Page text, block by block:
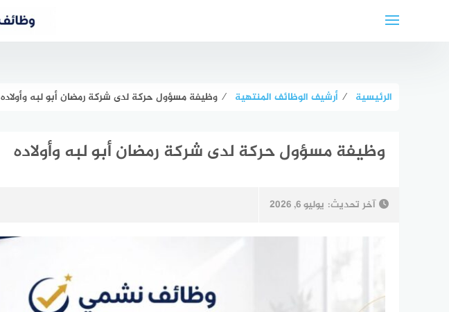
الرئيسية ⁄ أرشيف الوظائف المنتهية ⁄ وظيفة مسؤول حركة لدى شركة رمضان أبو لبه وأولاده
وظيفة مسؤول حركة لدى شركة رمضان أبو لبه وأولاده
آخر تحديث: يوليو 6, 2026